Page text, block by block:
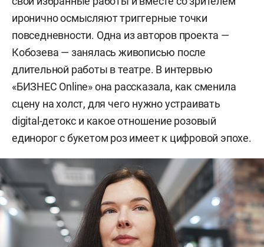
иронично осмысляют триггерные точки
повседневности. Одна из авторов проекта —
Кобозева — занялась живописью после
длительной работы в театре. В интервью
«БИЗНЕС Online» она рассказала, как сменила
сцену на холст, для чего нужно устраивать
digital-детокс и какое отношение розовый
единорог с букетом роз имеет к цифровой эпохе.